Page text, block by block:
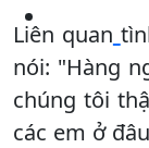
Liên quan
nói: "Hàng
chúng tôi
các em ở